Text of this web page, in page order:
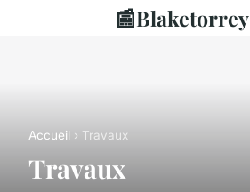
📰Blaketorrey
Accueil › Travaux
Travaux